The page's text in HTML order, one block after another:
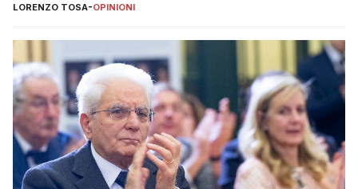
LORENZO TOSA-OPINIONI